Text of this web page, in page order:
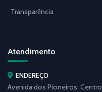
Transparência
Atendimento
ENDEREÇO
Avenida dos Pioneiros,